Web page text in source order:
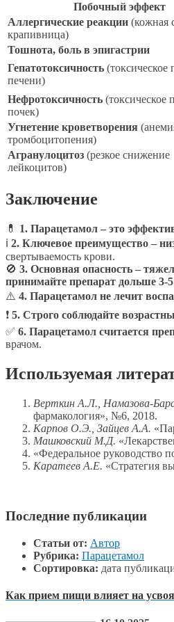
Побочный эффект
Аллергические реакции (кожная
крапивница)
Тошнота, боль в эпигастрии
Гепатотоксичность (токсическое
печени)
Нефротоксичность (токсическое
почек)
Угнетение кроветворения
тромбоцитопения)
Агранулоцитоз (резкое снижение
лейкоцитов)
Заключение
💊 1. Парацетамол – это
ℹ 2. Ключевое преимущество –
свертываемость крови.
🚫 3. Основная опасность –
принимайте препарат дольше 3-5
⚠️ 4. Парацетамол не лечит
❗ 5. Строго соблюдайте
✅ 6. Парацетамол считается
врачом.
Используемая
Верткин А.Л., Намазова-
фармакология», №6, 2018.
Карпов О.Э., Зайцев А.А.
Машковский М.Д.
«Федеральное руководство
Каратеев А.Е. «Стратегия
Последние публикации
Статьи от: Автор
Рубрика: Парацетамол
Сортировка: дата
Как прием пищи влияет на